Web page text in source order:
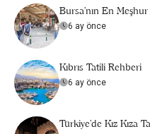
Bursa’nın En
6 ay önce
Kıbrıs Tatili Rehberi
6 ay önce
Türkiye’de Kız Kıza